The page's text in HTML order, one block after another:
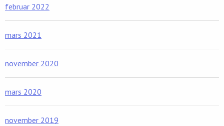
februar 2022
mars 2021
november 2020
mars 2020
november 2019